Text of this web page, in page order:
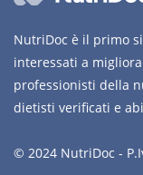
NutriDoc è il primo
interessati a
professionisti della
dietisti verificati e
© 2024 NutriDoc -